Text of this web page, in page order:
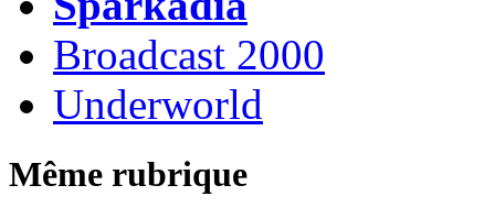
Broadcast 2000
Underworld
Même rubrique